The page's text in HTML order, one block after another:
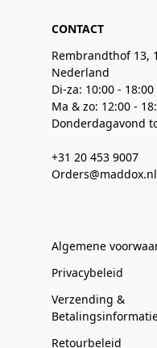
CONTACT
Rembrandthof 13,
Nederland
Di-za: 10:00 -
Ma & zo: 12:00 -
Donderdagavond
+31 20 453 9007
Orders@maddox.nl
Algemene
Privacybeleid
Verzending &
Retourbeleid